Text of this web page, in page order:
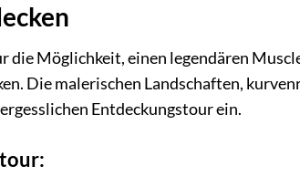
die Möglichkeit, einen legendären
Die malerischen Landschaften,
Entdeckungstour ein.